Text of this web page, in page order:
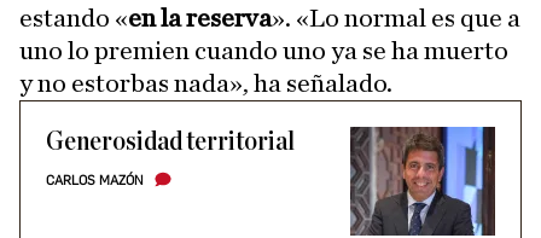
estando «en la reserva». «Lo normal es que a
uno lo premien cuando uno ya se ha muerto
y no estorbas nada», ha señalado.
Generosidad territorial
CARLOS MAZÓN